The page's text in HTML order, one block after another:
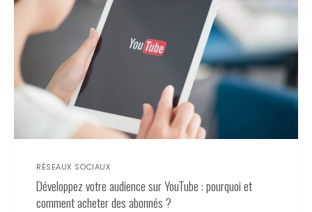
RÉSEAUX SOCIAUX
Développez votre audience sur YouTube : pourquoi et
comment acheter des abonnés ?